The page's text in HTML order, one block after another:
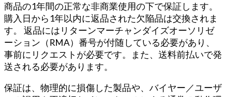
商品の1年間の正常な非商業使用の下で保証します。
購入日から1年以内に返品された欠陥品は交換されま
す。 返品にはリターンマーチャンダイズオーソリゼ
ーション（RMA）番号が付随している必要があり、
事前にリクエストが必要です。また、送料前払いで発
送される必要があります。
保証は、物理的に損傷した製品や、バイヤー／ユーザ